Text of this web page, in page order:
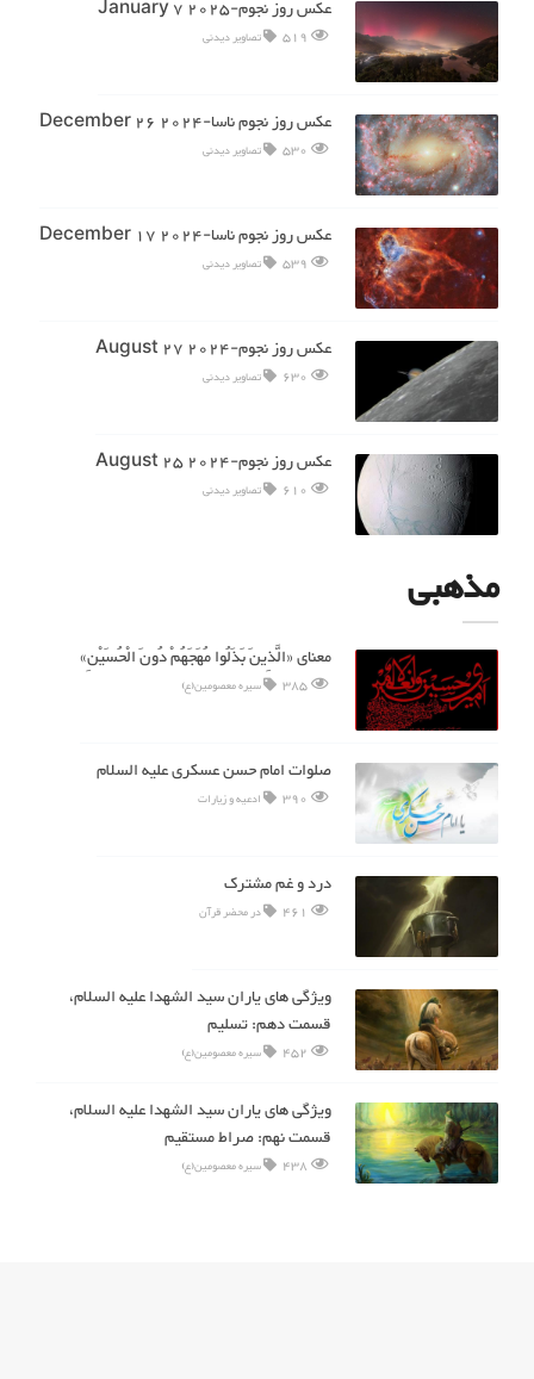
عکس روز نجوم-2025 January 7
519 تصاویر دیدنی
عکس روز نجوم ناسا-2024 December 26
530 تصاویر دیدنی
عکس روز نجوم ناسا-2024 December 17
539 تصاویر دیدنی
عکس روز نجوم-2024 August 27
630 تصاویر دیدنی
عکس روز نجوم-2024 August 25
610 تصاویر دیدنی
مذهبی
معنای «الَّذِینَ بَذَلُوا مُهَجَهُمْ دُونَ الْحُسَیْنِ»
385 سیره معصومین(ع)
صلوات امام حسن عسکری علیه السلام
390 ادعیه و زیارات
درد و غم مشترک
461 در محضر قرآن
ویژگی های یاران سید الشهدا علیه السلام،
قسمت دهم: تسلیم
452 سیره معصومین(ع)
ویژگی های یاران سید الشهدا علیه السلام،
قسمت نهم: صراط مستقیم
438 سیره معصومین(ع)